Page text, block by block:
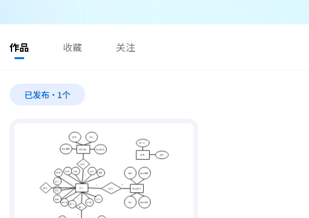
作品 收藏 关注
已发布·1个